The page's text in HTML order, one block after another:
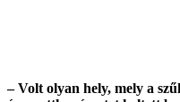
– Volt olyan hely, mely a